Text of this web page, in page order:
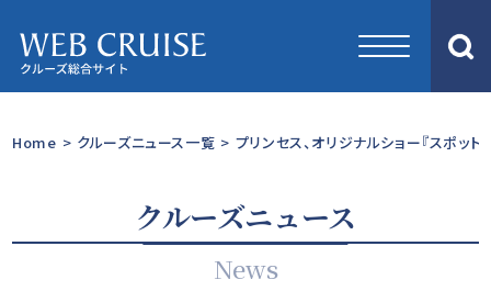
Home > クルーズニュース一覧 > プリンセス、オリジナルショー『スポッ
クルーズニュース
News